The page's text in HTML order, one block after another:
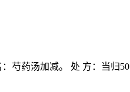
芍药汤加减。 处 方：当归